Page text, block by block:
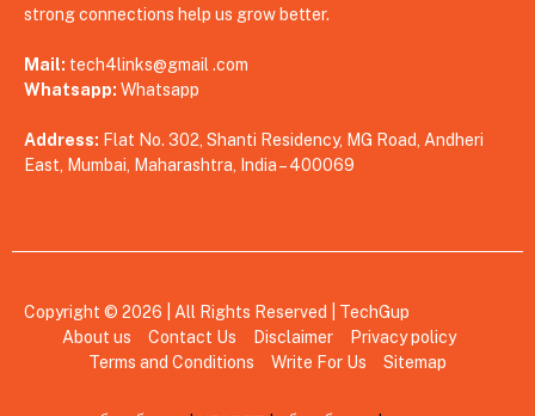
strong connections help us grow better.
Mail: tech4links@gmail .com
Whatsapp: Whatsapp
Address: Flat No. 302, Shanti Residency, MG Road, Andheri
East, Mumbai, Maharashtra, India – 400069
Copyright © 2026 | All Rights Reserved | TechGup
About us
Contact Us Disclaimer
Privacy policy
Terms and Conditions
Write For Us Sitemap